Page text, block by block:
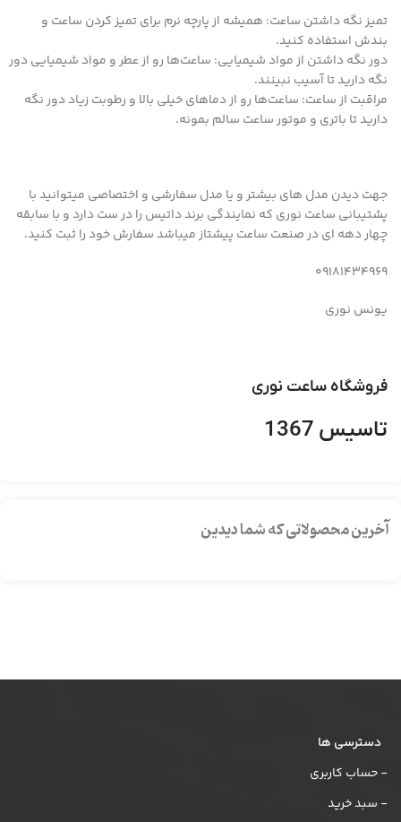
تمیز نگه داشتن ساعت: همیشه از پارچه نرم برای تمیز کردن ساعت و
بندش استفاده کنید.
دور نگه داشتن از مواد شیمیایی: ساعت‌ها رو از عطر و مواد شیمیایی دور
نگه دارید تا آسیب نبینند.
مراقبت از ساعت: ساعت‌ها رو از دماهای خیلی بالا و رطوبت زیاد دور نگه
دارید تا باتری و موتور ساعت سالم بمونه.
جهت دیدن مدل های بیشتر و یا مدل سفارشی و اختصاصی میتوانید با
پشتیبانی ساعت نوری که نمایندگی برند داتیس را در ست دارد و با سابقه
چهار دهه ای در صنعت ساعت پیشتاز میباشد سفارش خود را ثبت کنید.
09181434969
یونس نوری
فروشگاه ساعت نوری
تاسیس 1367
آخرین محصولاتی که شما دیدین
دسترسی ها
- حساب کاربری
- سبد خرید